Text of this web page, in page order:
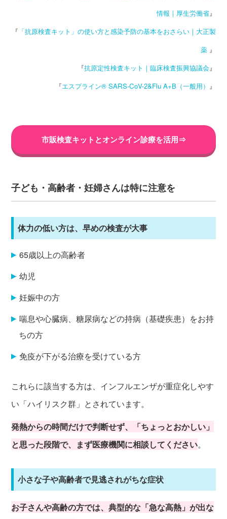
情報｜厚生労働省』
『 「抗原検査キット」の使い方と感染予防の基本をおさらい｜大正製
薬 』
『抗原定性検査キット｜臨床検査振興協議会』
『エスプライン® SARS-CoV-2&Flu A+B（一般用） 』
市販検査キットとオンライン診療を活用⇒
子ども・高齢者・妊婦さんは特に注意を
体力の低い方は、早めの検査が大事
65歳以上の高齢者
幼児
妊娠中の方
喘息や心臓病、糖尿病などの持病（基礎疾患）をお持
ちの方
免疫が下がる治療を受けている方
これらに該当する方は、インフルエンザが重症化しやす
い「ハイリスク群」とされています。
発熱からの時間だけで判断せず、「ちょっとおかしい」
と思った段階で、まず医療機関に相談してください。
小さな子や高齢者で見逃されがちな症状
お子さんや高齢の方では、典型的な「急な高熱」が出な